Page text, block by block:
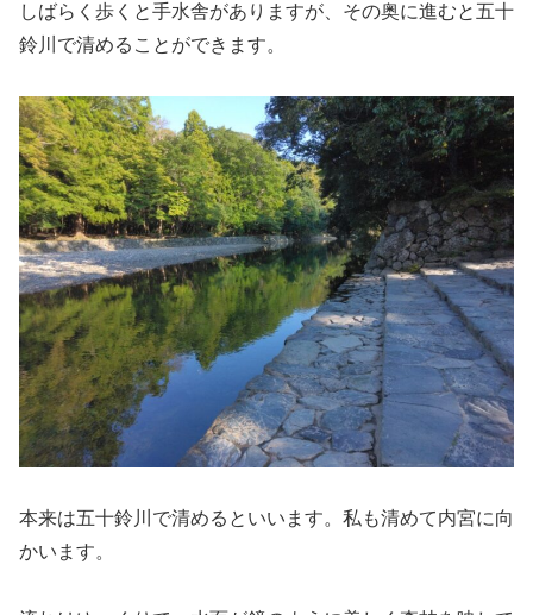
しばらく歩くと手水舎がありますが、その奥に進むと五十
鈴川で清めることができます。
本来は五十鈴川で清めるといいます。私も清めて内宮に向
かいます。